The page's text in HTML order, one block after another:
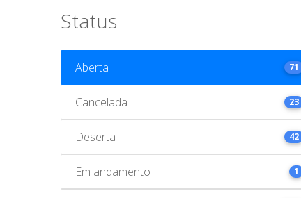
Status
Aberta 71
Cancelada 23
Deserta 42
Em andamento 1